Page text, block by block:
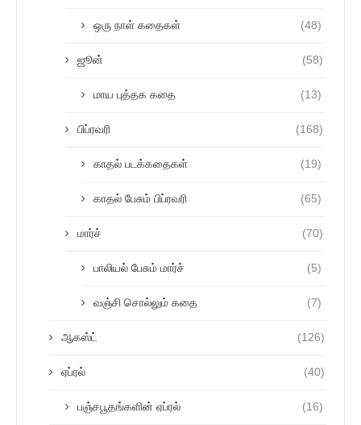
ஒரு நாள் கதைகள் (48)
ஜூன் (58)
மாய புத்தக கதை (13)
பிப்ரவரி (168)
காதல் படக்கதைகள் (19)
காதல் பேசும் பிப்ரவரி (65)
மார்ச் (70)
பாலியல் பேசும் மார்ச் (5)
வஞ்சி சொல்லும் கதை (7)
ஆகஸ்ட் (126)
ஏப்ரல் (40)
பஞ்சபூதங்களின் ஏப்ரல் (16)